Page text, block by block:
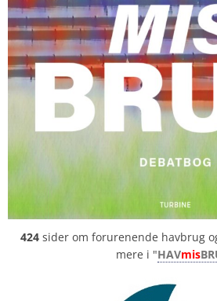
424 sider om forurenende havbrug
mere i "HAVmis